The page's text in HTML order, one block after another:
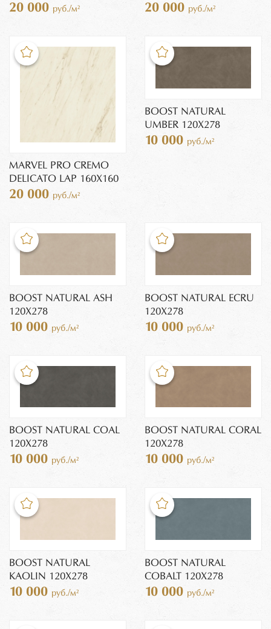
20 000 руб./м² 20 000 руб./м²
MARVEL PRO CREMO
DELICATO LAP 160X160
20 000 руб./м²
BOOST NATURAL
UMBER 120X278
10 000 руб./м²
BOOST NATURAL ASH
120X278
10 000 руб./м²
BOOST NATURAL ECRU
120X278
10 000 руб./м²
BOOST NATURAL COAL
120X278
10 000 руб./м²
BOOST NATURAL CORAL
120X278
10 000 руб./м²
BOOST NATURAL
KAOLIN 120X278
10 000 руб./м²
BOOST NATURAL
COBALT 120X278
10 000 руб./м²